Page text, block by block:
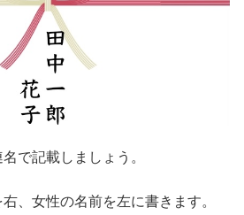
で記載しましょう。
、女性の名前を左に書きます。